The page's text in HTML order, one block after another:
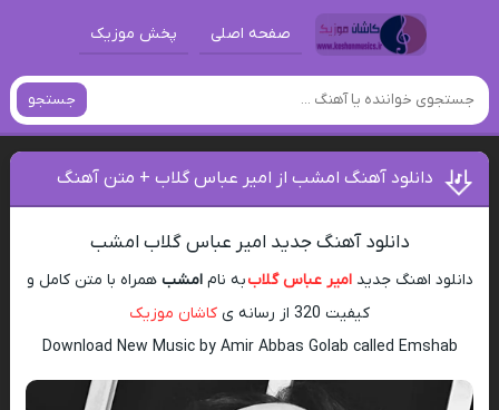
صفحه اصلی پخش موزیک
جستجو
دانلود آهنگ امشب از امیر عباس گلاب + متن آهنگ
دانلود آهنگ جدید امیر عباس گلاب امشب
دانلود اهنگ جدیدامیر عباس گلاببه نامامشب همراه با متن کامل و
کیفیت 320 از رسانه ی
کاشان موزیک
Download New Music by Amir Abbas Golab called Emshab